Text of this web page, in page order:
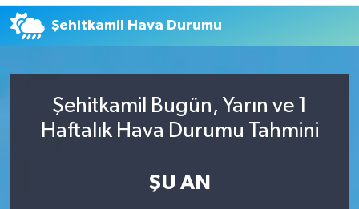
Şehitkamil Hava Durumu
Şehitkamil Bugün, Yarın ve 1
Haftalık Hava Durumu Tahmini
ŞU AN
Tüm Manşetler
Son Dakika Haberleri
Haber Arşivi